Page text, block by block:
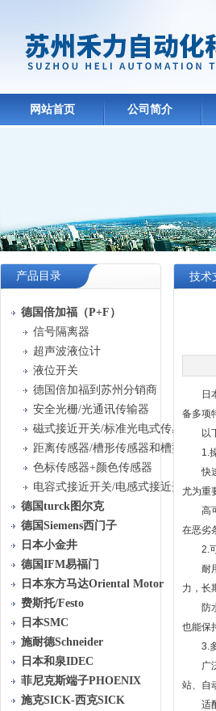
网站首页 公司简介
产品目录
德国倍加福（P+F）
信号隔离器
超声波液位计
液位开关
德国倍加福到苏州分销商
安全光栅/光通讯传输器
磁式接近开关/标准光电式传感器
色标传感器+颜色传感器
电容式接近开关/电感式接近开关
德国turck图尔克
德国Siemens西门子
日本小金井
德国IFM易福门
日本东方马达Oriental Motor
费斯托/Festo
日本SMC
施耐德Schneider
日本和泉IDEC
菲尼克斯端子PHOENIX
施克SICK-西克SICK
技术
日本
备多项
以
1.操
快速
尤为重
高可
在恶劣
2.可
耐用
力，长
防水
也能保
3.多
广泛
站、自
适配